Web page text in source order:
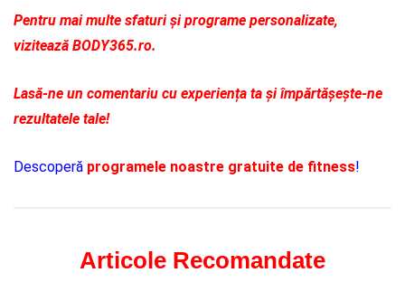
Pentru mai multe sfaturi și programe personalizate,
vizitează BODY365.ro.
Lasă-ne un comentariu cu experiența ta și împărtășește-ne
rezultatele tale!
Descoperă programele noastre gratuite de fitness!
Articole Recomandate